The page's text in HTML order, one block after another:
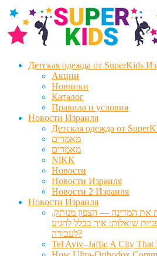
Перейти
навигации
Перейти
содержимому
Детская одежда от SuperKids
Акции
Новинки
Каталог
Правила и условия
Новости Израиля
מאמרים
מאמרים
NiKK
Новости
Новости Израиля
Новости 2 Израиля
Новости Израиля
את המדינה — הצפון מנותק,
שואלות: איך בכלל להגיע
לעבודה?
Tel Aviv–Jaffa: A City That